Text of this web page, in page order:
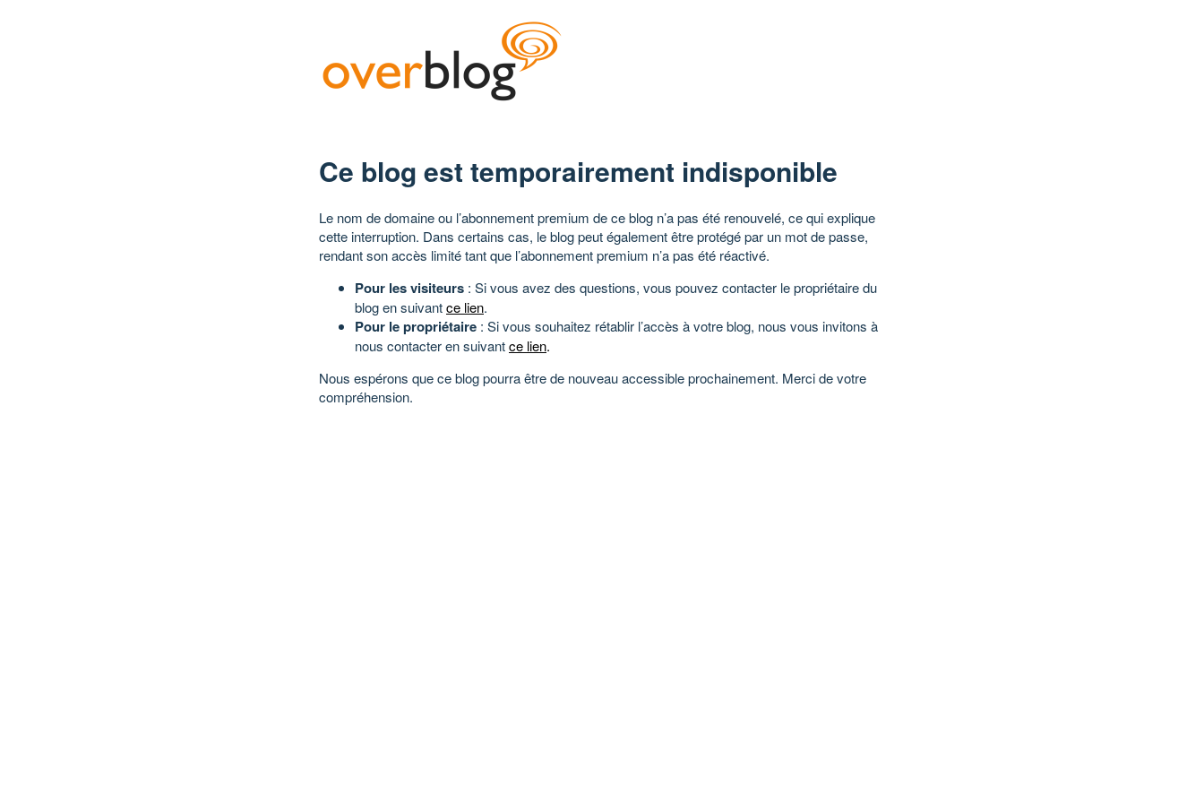
Ce blog est temporairement indisponible
Le nom de domaine ou l’abonnement premium de ce blog n’a pas été renouvelé, ce qui explique
cette interruption. Dans certains cas, le blog peut également être protégé par un mot de passe,
rendant son accès limité tant que l’abonnement premium n’a pas été réactivé.
Pour les visiteurs : Si vous avez des questions, vous pouvez contacter le propriétaire du
blog en suivantce lien.
Pour le propriétaire : Si vous souhaitez rétablir l’accès à votre blog, nous vous invitons à
nous contacter en suivantce lien.
Nous espérons que ce blog pourra être de nouveau accessible prochainement. Merci de votre
compréhension.